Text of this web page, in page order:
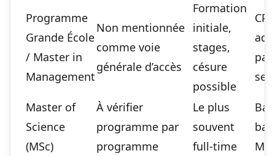
Programme
Grande École
/ Master in
Management
Non mentionnée
comme voie
générale d’accès
Formation
initiale,
stages,
césure
possible
Master of
Science
(MSc)
À vérifier
programme par
programme
Le plus
souvent
full-time